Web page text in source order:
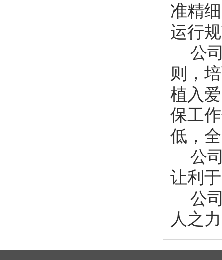
准精
运行
公
则，
植入
保工
低，
公
让利
公
人之